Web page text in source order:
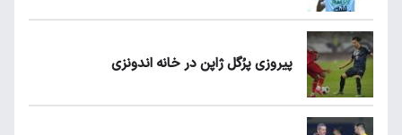
پیروزی پرُگل ژاپن در خانه اندونزی